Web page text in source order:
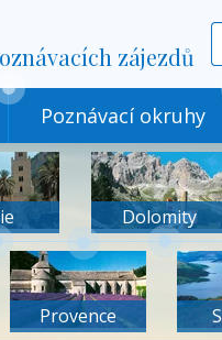
zájezdů
co
Poznávací okruhy
Dolomity
Provence